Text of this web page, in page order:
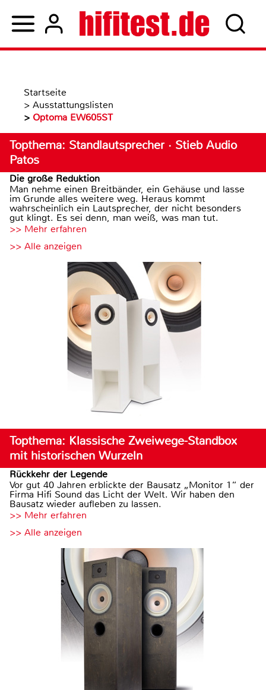
Startseite
> Ausstattungslisten
> Optoma EW605ST
Topthema: Standlautsprecher · Stieb Audio
Patos
Die große Reduktion
Man nehme einen Breitbänder, ein Gehäuse und lasse
im Grunde alles weitere weg. Heraus kommt
wahrscheinlich ein Lautsprecher, der nicht besonders
gut klingt. Es sei denn, man weiß, was man tut.
>> Mehr erfahren
>> Alle anzeigen
Topthema: Klassische Zweiwege-Standbox
mit historischen Wurzeln
Rückkehr der Legende
Vor gut 40 Jahren erblickte der Bausatz „Monitor 1“ der
Firma Hifi Sound das Licht der Welt. Wir haben den
Bausatz wieder aufleben zu lassen.
>> Mehr erfahren
>> Alle anzeigen